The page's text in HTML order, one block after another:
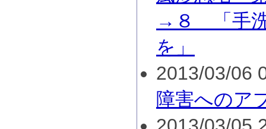
→８ 「手
を」
2013/03/06
障害へのア